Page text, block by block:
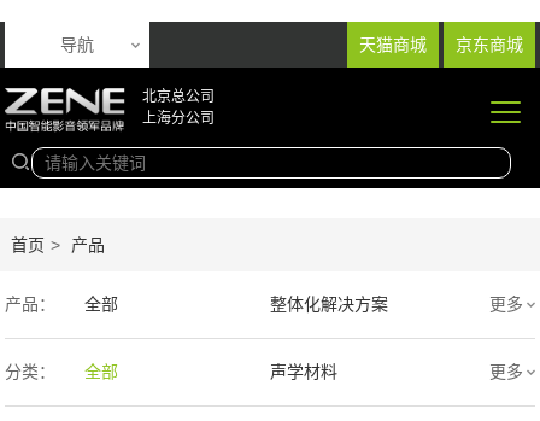
天猫商城 京东商城
导航
北京总公司
上海分公司
首页 > 产品
产品： 全部 整体化解决方案
音响产品 投影产品
更多
分类： 全部 声学材料 更多